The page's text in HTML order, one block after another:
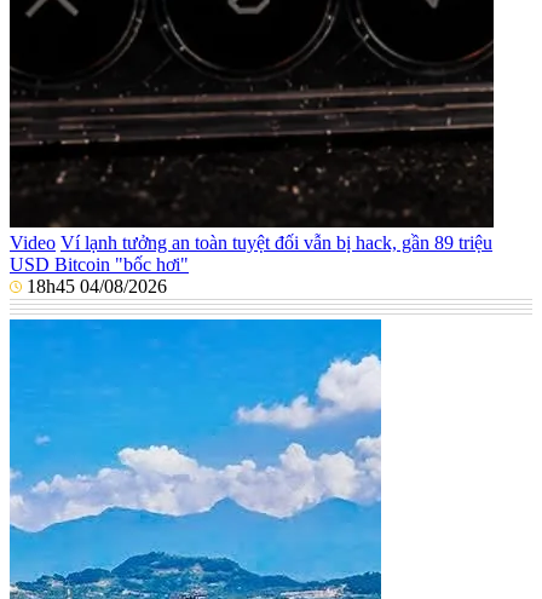
Video Ví lạnh tưởng an toàn tuyệt đối vẫn bị hack, gần 89 triệu
USD Bitcoin "bốc hơi"
18h45 04/08/2026